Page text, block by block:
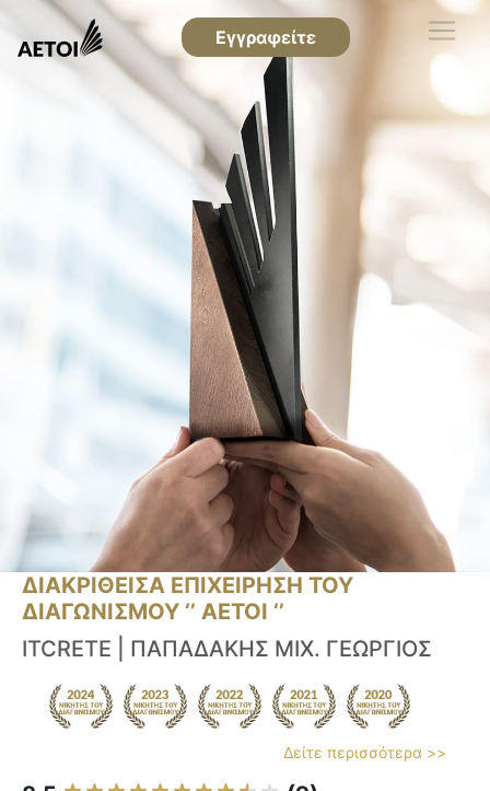
Εγγραφείτε
ΔΙΑΚΡΙΘΕΙΣΑ ΕΠΙΧΕΙΡΗΣΗ ΤΟΥ
ΔΙΑΓΩΝΙΣΜΟΥ ‘’ ΑΕΤΟΙ ‘’
ITCRETE | ΠΑΠΑΔΑΚΗΣ ΜΙΧ. ΓΕΩΡΓΙΟΣ
Δείτε περισσότερα >>